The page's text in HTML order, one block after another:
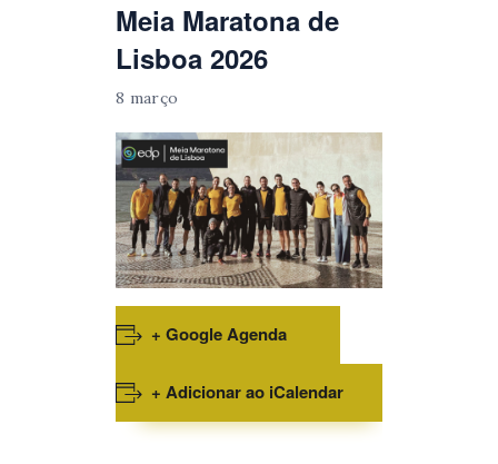
Meia Maratona de
Lisboa 2026
8 março
+ Google Agenda
+ Adicionar ao iCalendar